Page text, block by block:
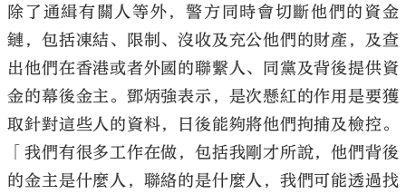
除了通緝有關人等外，警方同時會切斷他們的資金
鏈，包括凍結、限制、沒收及充公他們的財產，及查
出他們在香港或者外國的聯繫人、同黨及背後提供資
金的幕後金主。鄧炳強表示，是次懸紅的作用是要獲
取針對這些人的資料，日後能夠將他們拘捕及檢控。
「我們有很多工作在做，包括我剛才所說，他們背後
的金主是什麼人，聯絡的是什麼人，我們可能透過找